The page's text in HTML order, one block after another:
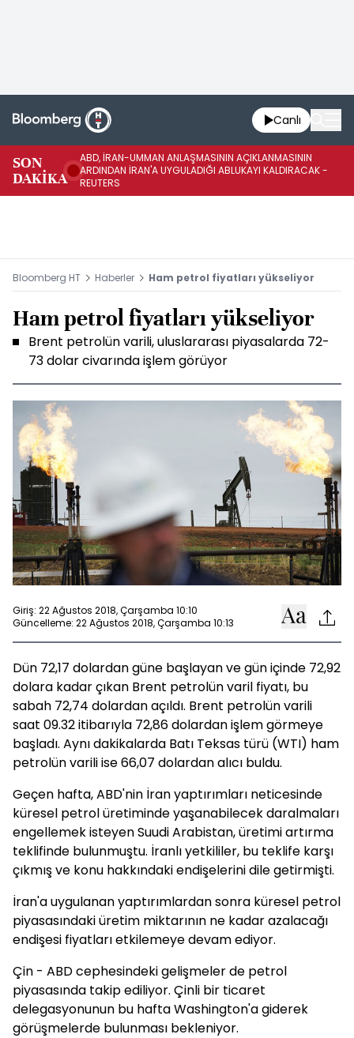
Canlı
SON
DAKİKA
ABD, İRAN-UMMAN ANLAŞMASININ AÇIKLANMASININ
ARDINDAN İRAN'A UYGULADIĞI ABLUKAYI KALDIRACAK -
REUTERS
Bloomberg HT Haberler Ham petrol fiyatları yükseliyor
Ham petrol fiyatları yükseliyor
Brent petrolün varili, uluslararası piyasalarda 72-
73 dolar civarında işlem görüyor
Giriş: 22 Ağustos 2018, Çarşamba 10:10
Güncelleme: 22 Ağustos 2018, Çarşamba 10:13
Dün 72,17 dolardan güne başlayan ve gün içinde 72,92
dolara kadar çıkan Brent petrolün varil fiyatı, bu
sabah 72,74 dolardan açıldı. Brent petrolün varili
saat 09.32 itibarıyla 72,86 dolardan işlem görmeye
başladı. Aynı dakikalarda Batı Teksas türü (WTI) ham
petrolün varili ise 66,07 dolardan alıcı buldu.
Geçen hafta, ABD'nin İran yaptırımları neticesinde
küresel petrol üretiminde yaşanabilecek daralmaları
engellemek isteyen Suudi Arabistan, üretimi artırma
teklifinde bulunmuştu. İranlı yetkililer, bu teklife karşı
çıkmış ve konu hakkındaki endişelerini dile getirmişti.
İran'a uygulanan yaptırımlardan sonra küresel petrol
piyasasındaki üretim miktarının ne kadar azalacağı
endişesi fiyatları etkilemeye devam ediyor.
Çin - ABD cephesindeki gelişmeler de petrol
piyasasında takip ediliyor. Çinli bir ticaret
delegasyonunun bu hafta Washington'a giderek
görüşmelerde bulunması bekleniyor.